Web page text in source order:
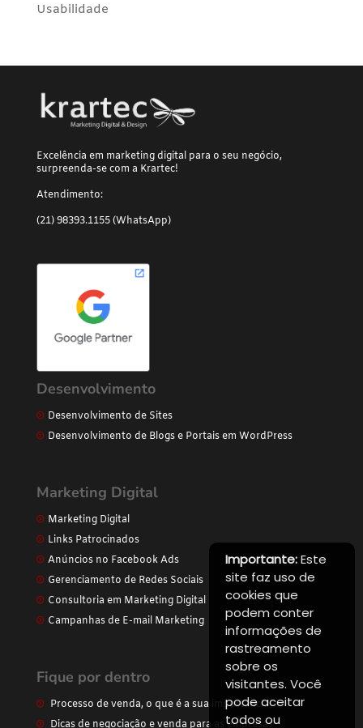
Usabilidade
Excelência em marketing digital para o seu negócio,
surpreenda-se com a Krartec!
Atendimento:
(21) 98393.1155 (WhatsApp)
Desenvolvimento
Desenvolvimento de Sites
Desenvolvimento de Blogs e Portais em WordPress
Marketing Digital
Marketing Digital
Links Patrocinados
Anúncios no Facebook Ads
Gerenciamento de Redes Sociais
Consultoria em Marketing Digital
Campanhas de E-mail Marketing
Fique por dentro
Processo de venda, o que é a sua importância
Dicas de negociação e venda para as empresas
Importante:Este
site faz uso de
cookies que
podem conter
informações de
rastreamento
sobre os
visitantes. Você
pode aceitar
todos ou